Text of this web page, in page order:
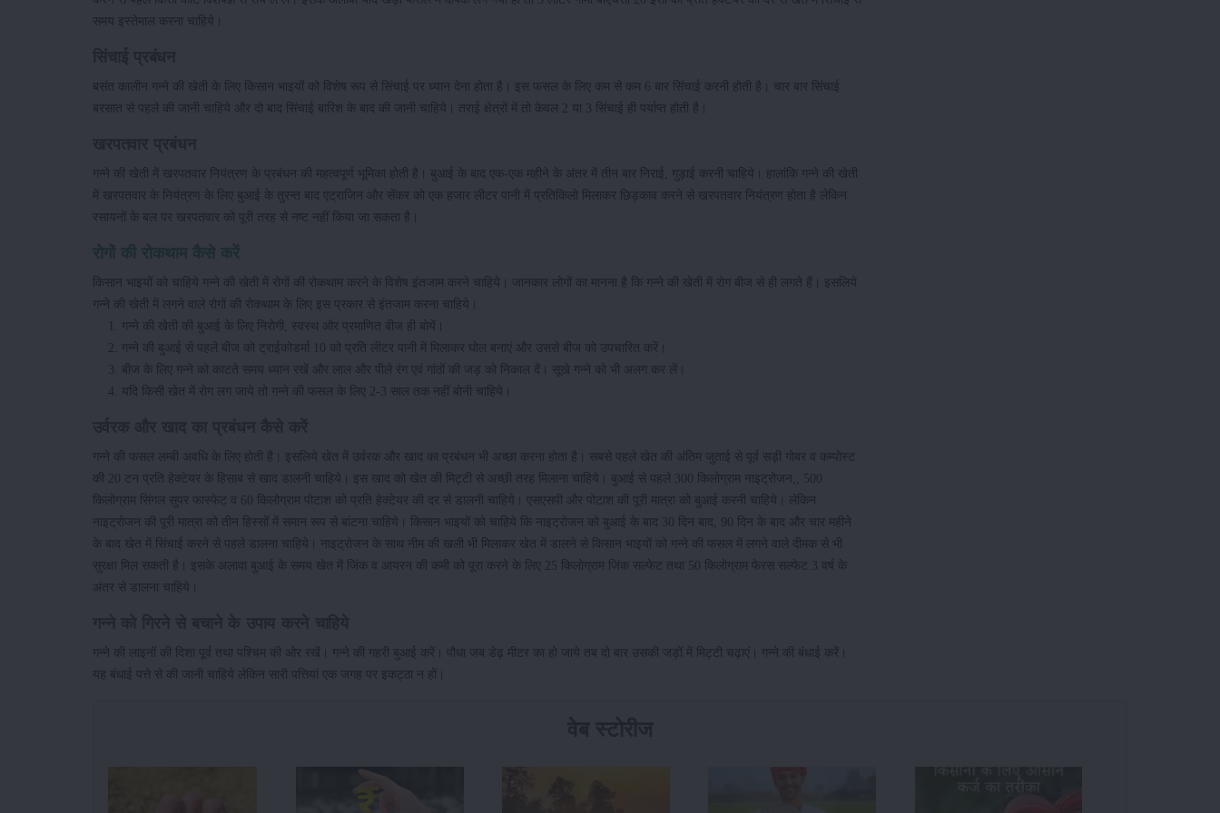
समय इस्तेमाल करना चाहिये।
बसंत कालीन गन्ने की खेती के लिए किसान भाइयों को विशेष रूप से सिंचाई पर ध्यान देना होता है। इस फसल के लिए कम से कम 6 बार सिंचाई करनी होती है। चार बार सिंचाई
बरसात से पहले की जानी चाहिये और दो बाद सिंचाई बारिश के बाद की जानी चाहिये। तराई क्षेत्रों में तो केवल 2 या 3 सिंचाई ही पर्याप्त होती है।
गन्ने की खेती में खरपतवार नियंत्रण के प्रबंधन की महत्वपूर्ण भूमिका होती है। बुआई के बाद एक-एक महीने के अंतर में तीन बार निराई, गुड़ाई करनी चाहिये। हालांकि गन्ने की खेती
में खरपतवार के नियंत्रण के लिए बुआई के तुरन्त बाद एट्राजिन और सेंकर को एक हजार लीटर पानी में प्रतिकिलो मिलाकर छिड़काव करने से खरपतवार नियंत्रण होता है लेकिन
रसायनों के बल पर खरपतवार को पूरी तरह से नष्ट नहीं किया जा सकता है।
रोगों की रोकथाम कैसे करें
किसान भाइयों को चाहिये गन्ने की खेती में रोगों की रोकथाम करने के विशेष इंतजाम करने चाहिये। जानकार लोगों का मानना है कि गन्ने की खेती में रोग बीज से ही लगते हैं। इसलिये
गन्ने की खेती में लगने वाले रोगों की रोकथाम के लिए इस प्रकार से इंतजाम करना चाहिये।
गन्ने की खेती की बुआई के लिए निरोगी, स्वस्थ और प्रमाणित बीज ही बोयें।
गन्ने की बुआई से पहले बीज को ट्राईकोडर्मा 10 को प्रति लीटर पानी में मिलाकर घोल बनाएं और उससे बीज को उपचारित करें।
बीज के लिए गन्ने को काटते समय ध्यान रखें और लाल और पीले रंग एवं गांठों की जड़ को निकाल दें। सूखे गन्ने को भी अलग कर लें।
यदि किसी खेत में रोग लग जाये तो गन्ने की फसल के लिए 2-3 साल तक नहीं बोनी चाहिये।
गन्ने की फसल लम्बी अवधि के लिए होती है। इसलिये खेत में उर्वरक और खाद का प्रबंधन भी अच्छा करना होता है। सबसे पहले खेत की अंतिम जुताई से पूर्व सड़ी गोबर व कम्पोस्ट
की 20 टन प्रति हेक्टेयर के हिसाब से खाद डालनी चाहिये। इस खाद को खेत की मिट्टी से अच्छी तरह मिलाना चाहिये। बुआई से पहले 300 किलोग्राम नाइट्रोजन,, 500
किलोग्राम सिंगल सुपर फास्फेट व 60 किलोग्राम पोटाश को प्रति हेक्टेयर की दर से डालनी चाहिये। एसएसपी और पोटाश की पूरी मात्रा को बुआई करनी चाहिये। लेकिन
नाइट्रोजन की पूरी मात्रा को तीन हिस्सों में समान रूप से बांटना चाहिये। किसान भाइयों को चाहिये कि नाइट्रोजन को बुआई के बाद 30 दिन बाद, 90 दिन के बाद और चार महीने
के बाद खेत में सिंचाई करने से पहले डालना चाहिये। नाइट्रोजन के साथ नीम की खली भी मिलाकर खेत में डालने से किसान भाइयों को गन्ने की फसल में लगने वाले दीमक से भी
सुरक्षा मिल सकती है। इसके अलावा बुआई के समय खेत में जिंक व आयरन की कमी को पूरा करने के लिए 25 किलोग्राम जिंक सल्फेट तथा 50 किलोग्राम फेरस सल्फेट 3 वर्ष के
अंतर से डालना चाहिये।
गन्ने की लाइनों की दिशा पूर्व तथा पश्चिम की ओर रखें। गन्ने की गहरी बुआई करें। पौधा जब डेढ़ मीटर का हो जाये तब दो बार उसकी जड़ों में मिट्टी चढ़ाएं। गन्ने की बंधाई करें।
यह बंधाई पत्ते से की जानी चाहिये लेकिन सारी पत्तियां एक जगह पर इकट्ठा न हों।